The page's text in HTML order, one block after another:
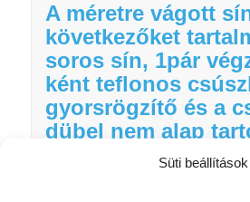
Süti beállítások
A méretre vágott
következőket
soros sín, 1pár
ként teflonos
gyorsrögzítő és a
dübel nem alap
Az egyedi gyártású